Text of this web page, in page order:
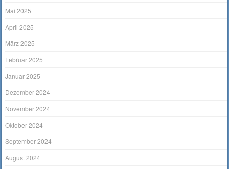
Mai 2025
April 2025
März 2025
Februar 2025
Januar 2025
Dezember 2024
November 2024
Oktober 2024
September 2024
August 2024